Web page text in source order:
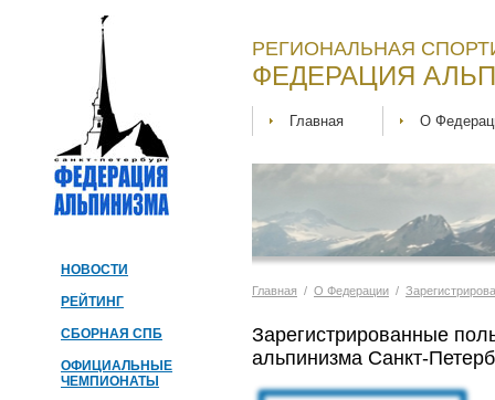
НОВОСТИ
РЕЙТИНГ
СБОРНАЯ СПБ
ОФИЦИАЛЬНЫЕ
ЧЕМПИОНАТЫ
РЕГИОНАЛЬНАЯ
ФЕДЕРАЦИЯ
Главная О
Главная / О Федерации /
Зарегистрированные
альпинизма Санкт-